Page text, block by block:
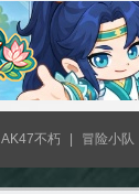
AK47不朽 冒险小队